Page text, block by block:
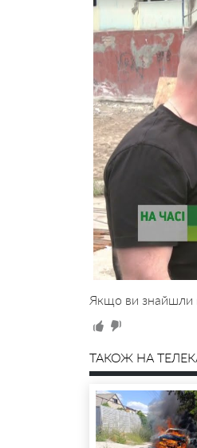
Якщо ви знайшли
ТАКОЖ НА